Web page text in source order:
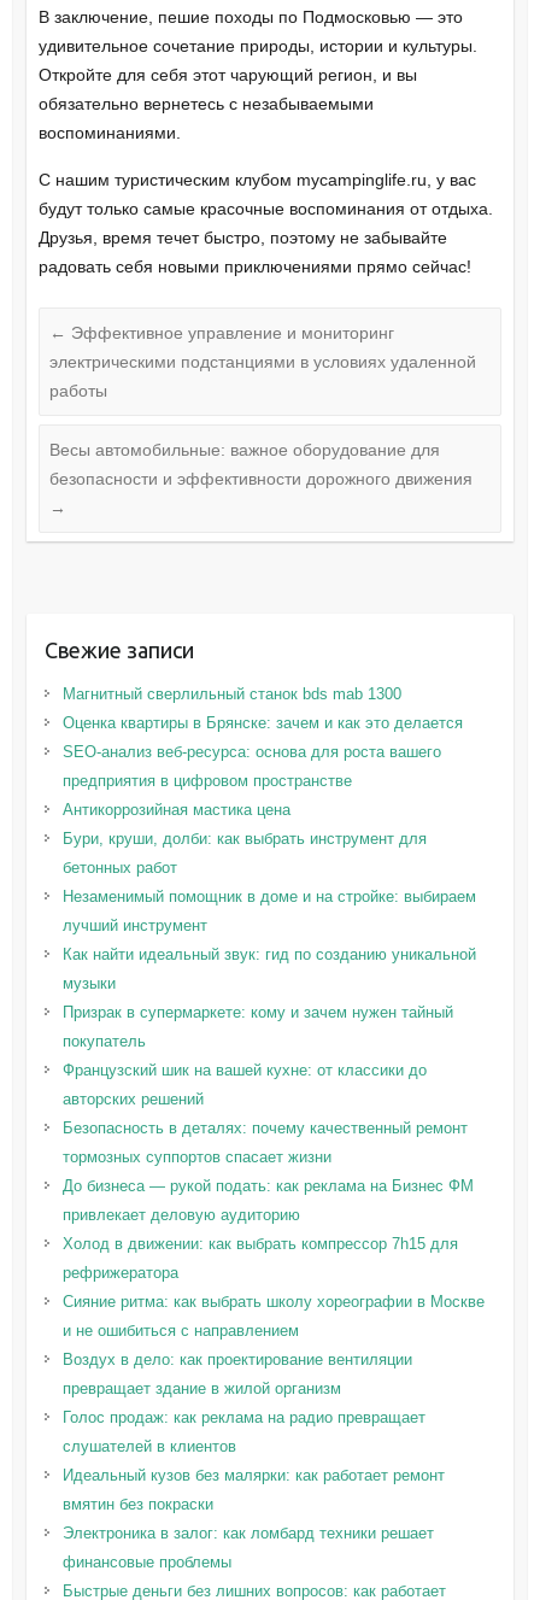
В заключение, пешие походы по Подмосковью — это
удивительное сочетание природы, истории и культуры.
Откройте для себя этот чарующий регион, и вы
обязательно вернетесь с незабываемыми
воспоминаниями.
С нашим туристическим клубом mycampinglife.ru, у вас
будут только самые красочные воспоминания от отдыха.
Друзья, время течет быстро, поэтому не забывайте
радовать себя новыми приключениями прямо сейчас!
← Эффективное управление и мониторинг
электрическими подстанциями в условиях удаленной
работы
Весы автомобильные: важное оборудование для
безопасности и эффективности дорожного движения
→
Свежие записи
Магнитный сверлильный станок bds mab 1300
Оценка квартиры в Брянске: зачем и как это делается
SEO-анализ веб-ресурса: основа для роста вашего
предприятия в цифровом пространстве
Антикоррозийная мастика цена
Бури, круши, долби: как выбрать инструмент для
бетонных работ
Незаменимый помощник в доме и на стройке: выбираем
лучший инструмент
Как найти идеальный звук: гид по созданию уникальной
музыки
Призрак в супермаркете: кому и зачем нужен тайный
покупатель
Французский шик на вашей кухне: от классики до
авторских решений
Безопасность в деталях: почему качественный ремонт
тормозных суппортов спасает жизни
До бизнеса — рукой подать: как реклама на Бизнес ФМ
привлекает деловую аудиторию
Холод в движении: как выбрать компрессор 7h15 для
рефрижератора
Сияние ритма: как выбрать школу хореографии в Москве
и не ошибиться с направлением
Воздух в дело: как проектирование вентиляции
превращает здание в жилой организм
Голос продаж: как реклама на радио превращает
слушателей в клиентов
Идеальный кузов без малярки: как работает ремонт
вмятин без покраски
Электроника в залог: как ломбард техники решает
финансовые проблемы
Быстрые деньги без лишних вопросов: как работает